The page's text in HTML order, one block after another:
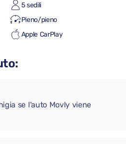
5 sedili
Pieno/pieno
Apple CarPlay
se l'auto Movly viene